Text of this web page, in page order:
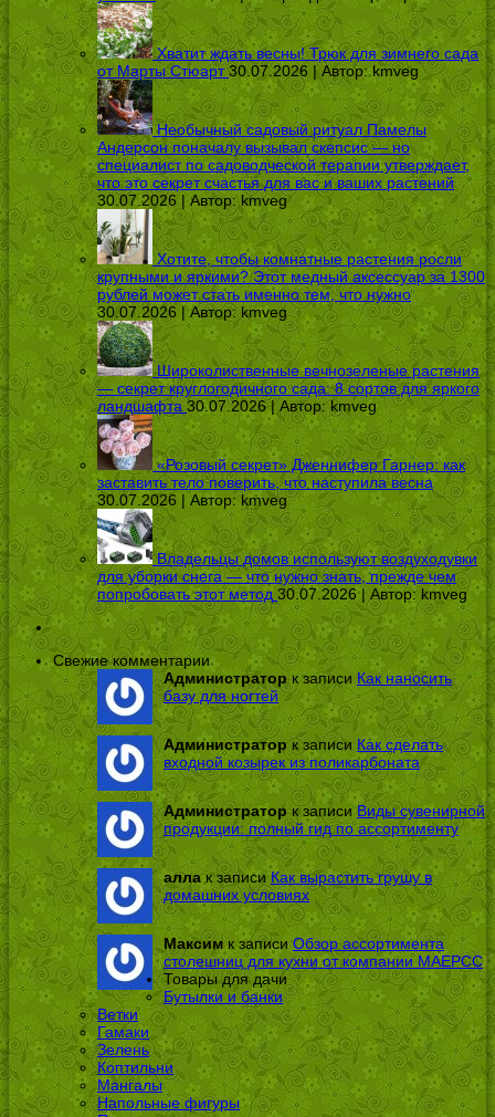
Хватит ждать весны! Трюк для зимнего сада
от Марты Стюарт 30.07.2026 | Автор:kmveg
Необычный садовый ритуал Памелы
Андерсон поначалу вызывал скепсис — но
специалист по садоводческой терапии утверждает,
что это секрет счастья для вас и ваших растений
30.07.2026 | Автор:kmveg
Хотите, чтобы комнатные растения росли
крупными и яркими? Этот медный аксессуар за 1300
рублей может стать именно тем, что нужно
30.07.2026 | Автор: kmveg
Широколиственные вечнозеленые растения
— секрет круглогодичного сада: 8 сортов для яркого
ландшафта 30.07.2026 | Автор:kmveg
«Розовый секрет» Дженнифер Гарнер: как
заставить тело поверить, что наступила весна
30.07.2026 | Автор: kmveg
Владельцы домов используют воздуходувки
для уборки снега — что нужно знать, прежде чем
попробовать этот метод 30.07.2026 | Автор: kmveg
Свежие комментарии
Администраторк записи Как наносить
базу для ногтей
Администраторк записи Как сделать
входной козырек из поликарбоната
Администраторк записи Виды сувенирной
продукции: полный гид по ассортименту
аллак записиКак вырастить грушу в
домашних условиях
Максимк записи Обзор ассортимента
столешниц для кухни от компании МАЕРСС
Товары для дачи
Бутылки и банки
Ветки
Гамаки
Зелень
Коптильни
Мангалы
Напольные фигуры